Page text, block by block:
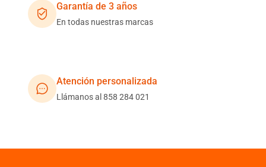
Garantía de 3 años
En todas nuestras marcas
Atención personalizada
Llámanos al 858 284 021